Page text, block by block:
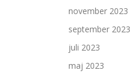
november 2023
september 2023
juli 2023
maj 2023